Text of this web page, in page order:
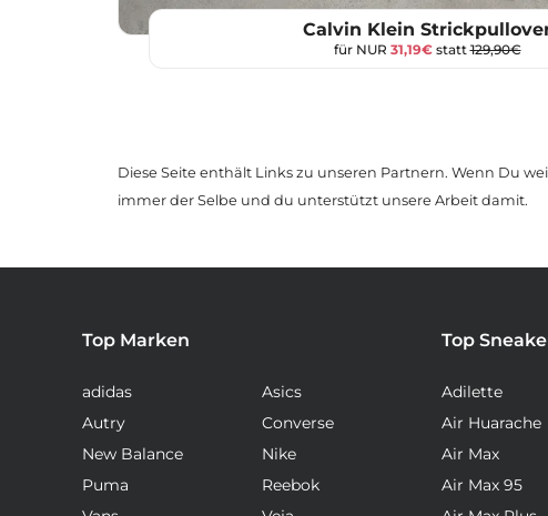
Calvin Klein
für NUR 31,19€statt129,90€
Diese Seite enthält Links zu unseren Partnern. Wenn Du
immer der Selbe und du unterstützt unsere Arbeit damit.
Top Marken
adidas
Asics
Autry
Converse
New Balance
Nike
Puma
Reebok
Top
Adilette
Air Huarache
Air Max
Air Max 95